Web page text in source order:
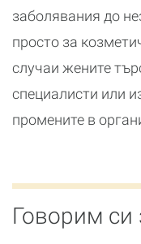
заболявaния до
просто за
случаи жените
специалисти или
промените в
Говорим си